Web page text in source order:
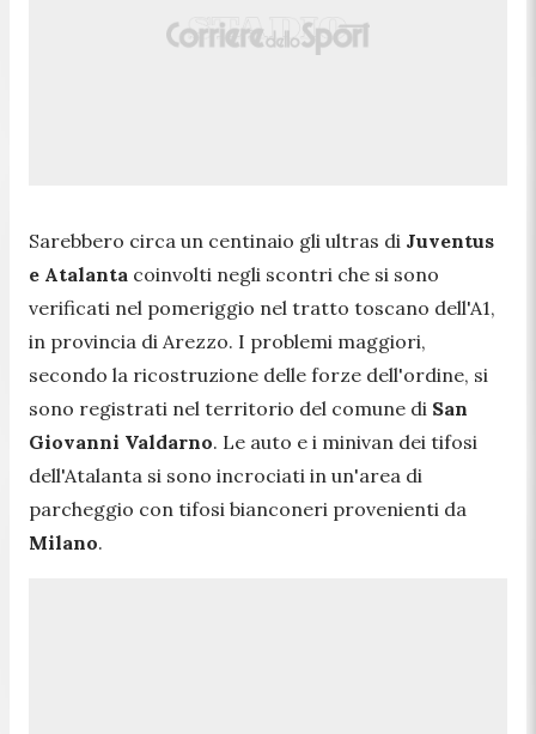
Sarebbero circa un centinaio gli ultras di Juventus
e Atalanta coinvolti negli scontri che si sono
verificati nel pomeriggio nel tratto toscano dell'A1,
in provincia di Arezzo. I problemi maggiori,
secondo la ricostruzione delle forze dell'ordine, si
sono registrati nel territorio del comune di San
Giovanni Valdarno. Le auto e i minivan dei tifosi
dell'Atalanta si sono incrociati in un'area di
parcheggio con tifosi bianconeri provenienti da
Milano.